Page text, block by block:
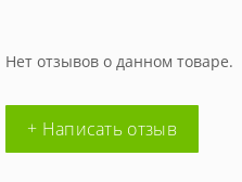
Нет отзывов о данном товаре.
+ Написать отзыв